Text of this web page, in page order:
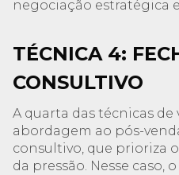
negociação estratégica
TÉCNICA 4:
CONSULTIVO
A quarta das técnicas de
abordagem ao pós-
consultivo, que prioriza
da pressão. Nesse caso,